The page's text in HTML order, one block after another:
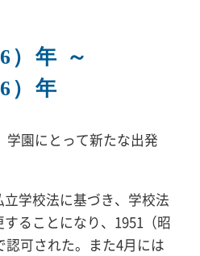
）年 ～
）年
学園にとって新たな出発
学校法に基づき、学校法
ることになり、1951（昭
認可された。また4月には